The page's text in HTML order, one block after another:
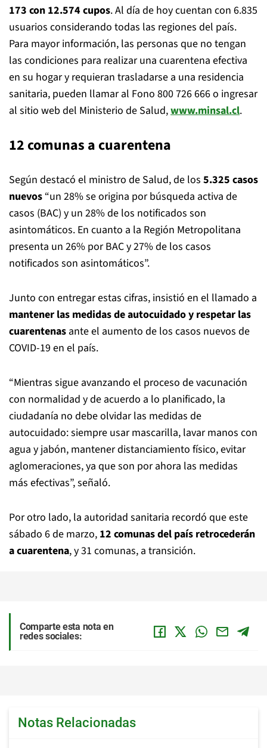
173 con 12.574 cupos. Al día de hoy cuentan con 6.835
usuarios considerando todas las regiones del país.
Para mayor información, las personas que no tengan
las condiciones para realizar una cuarentena efectiva
en su hogar y requieran trasladarse a una residencia
sanitaria, pueden llamar al Fono 800 726 666 o ingresar
al sitio web del Ministerio de Salud,www.minsal.cl.
12 comunas a cuarentena
Según destacó el ministro de Salud, de los 5.325 casos
nuevos “un 28% se origina por búsqueda activa de
casos (BAC) y un 28% de los notificados son
asintomáticos. En cuanto a la Región Metropolitana
presenta un 26% por BAC y 27% de los casos
notificados son asintomáticos”.
Junto con entregar estas cifras, insistió en el llamado a
mantener las medidas de autocuidado y respetar las
cuarentenas ante el aumento de los casos nuevos de
COVID-19 en el país.
“Mientras sigue avanzando el proceso de vacunación
con normalidad y de acuerdo a lo planificado, la
ciudadanía no debe olvidar las medidas de
autocuidado: siempre usar mascarilla, lavar manos con
agua y jabón, mantener distanciamiento físico, evitar
aglomeraciones, ya que son por ahora las medidas
más efectivas”, señaló.
Por otro lado, la autoridad sanitaria recordó que este
sábado 6 de marzo, 12 comunas del país retrocederán
a cuarentena, y 31 comunas, a transición.
Comparte esta nota en
redes sociales:
Notas Relacionadas